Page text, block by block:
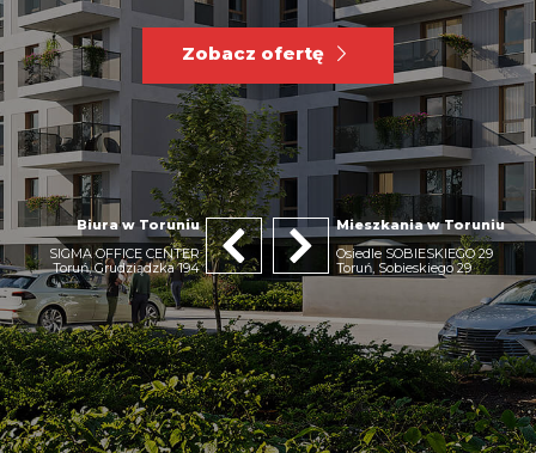
Mieszkania w Toruniu
Osiedle SOBIESKIEGO 29
Toruń, Sobieskiego 29
Biura w Toruniu
SIGMA OFFICE CENTER
Toruń, Grudziądzka 194
Zobacz ofertę